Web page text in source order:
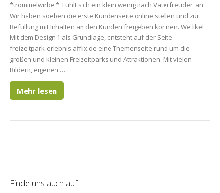
*trommelwirbel* Fühlt sich ein klein wenig nach Vaterfreuden an:
Wir haben soeben die erste Kundenseite online stellen und zur
Befüllung mit Inhalten an den Kunden freigeben können. We like!
Mit dem Design 1 als Grundlage, entsteht auf der Seite
freizeitpark-erlebnis.afflix.de eine Themenseite rund um die
großen und kleinen Freizeitparks und Attraktionen. Mit vielen
Bildern, eigenen …
Mehr lesen
Finde uns auch auf